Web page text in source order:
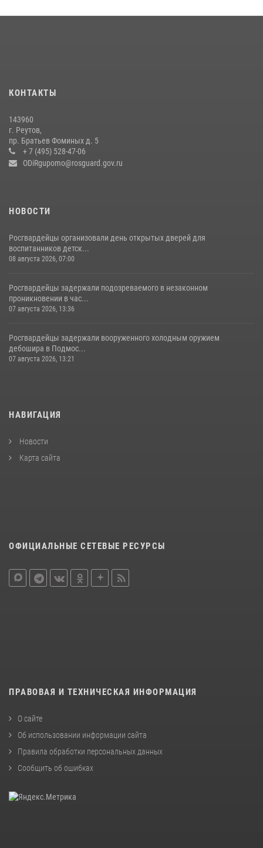
18 июля 2026, 07:03
сотрудников спецподразделений в преодолении полосы
препятствий со стрельбой
14 июля 2026, 15:13
КОНТАКТЫ
143960
г. Реутов,
пр. Братьев Фоминых д. 5
+ 7 (495) 528-47-06
ODiRgupomo@rosguard.gov.ru
НОВОСТИ
Росгвардейцы организовали день открытых дверей для
воспитанников детск...
08 августа 2026, 07:00
Росгвардейцы задержали подозреваемого в незаконном
проникновении в час...
07 августа 2026, 13:36
Росгвардейцы задержали вооруженного холодным оружием
дебошира в Подмос...
07 августа 2026, 13:21
НАВИГАЦИЯ
Новости
Карта сайта
ОФИЦИАЛЬНЫЕ СЕТЕВЫЕ РЕСУРСЫ
ПРАВОВАЯ И ТЕХНИЧЕСКАЯ ИНФОРМАЦИЯ
О сайте
Об использовании информации сайта
Правила обработки персональных данных
Сообщить об ошибках